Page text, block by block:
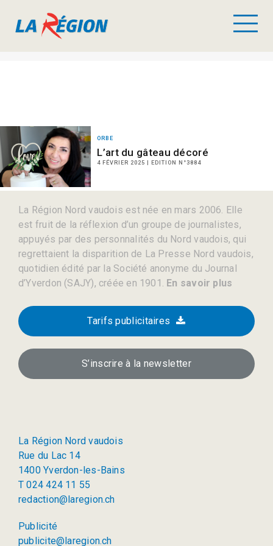
ORBE
L’art du gâteau décoré
4 FÉVRIER 2025 | EDITION N°3884
La Région Nord vaudois est née en mars 2006. Elle
est fruit de la réflexion d’un groupe de journalistes,
appuyés par des personnalités du Nord vaudois, qui
regrettaient la disparition de La Presse Nord vaudois,
quotidien édité par la Société anonyme du Journal
d’Yverdon (SAJY), créée en 1901. En savoir plus
Tarifs publicitaires
S’inscrire à la newsletter
La Région Nord vaudois
Rue du Lac 14
1400 Yverdon-les-Bains
T 024 424 11 55
redaction@laregion.ch
Publicité
publicite@laregion.ch